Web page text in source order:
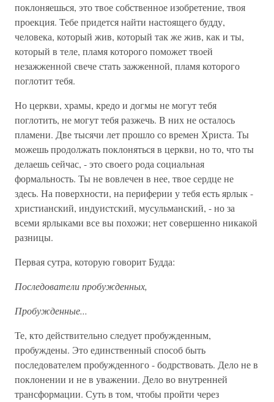
поклоняешься, это твое собственное изобретение, твоя
проекция. Тебе придется найти настоящего будду,
человека, который жив, который так же жив, как и ты,
который в теле, пламя которого поможет твоей
незажженной свече стать зажженной, пламя которого
поглотит тебя.
Но церкви, храмы, кредо и догмы не могут тебя
поглотить, не могут тебя разжечь. В них не осталось
пламени. Две тысячи лет прошло со времен Христа. Ты
можешь продолжать поклоняться в церкви, но то, что ты
делаешь сейчас, - это своего рода социальная
формальность. Ты не вовлечен в нее, твое сердце не
здесь. На поверхности, на периферии у тебя есть ярлык -
христианский, индуистский, мусульманский, - но за
всеми ярлыками все вы похожи; нет совершенно никакой
разницы.
Первая сутра, которую говорит Будда:
Последователи пробужденных,
Пробужденные...
Те, кто действительно следует пробужденным,
пробуждены. Это единственный способ быть
последователем пробужденного - бодрствовать. Дело не в
поклонении и не в уважении. Дело во внутренней
трансформации. Суть в том, чтобы пройти через